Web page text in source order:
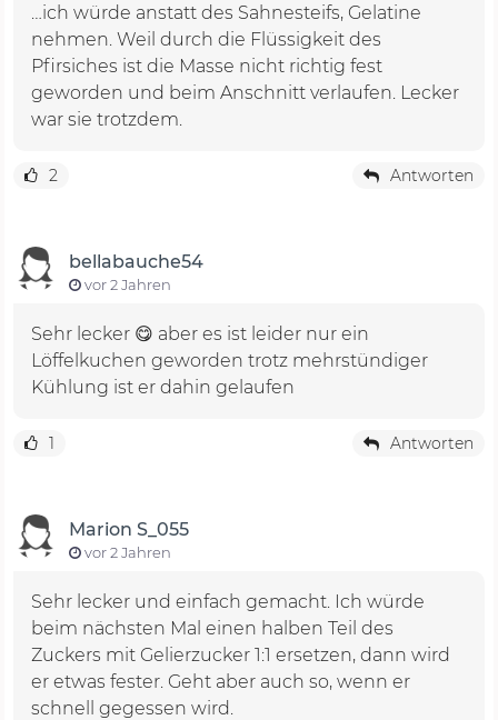
…ich würde anstatt des Sahnesteifs, Gelatine
nehmen. Weil durch die Flüssigkeit des
Pfirsiches ist die Masse nicht richtig fest
geworden und beim Anschnitt verlaufen. Lecker
war sie trotzdem.
2 Antworten
bellabauche54
vor 2 Jahren
Sehr lecker 😋 aber es ist leider nur ein
Löffelkuchen geworden trotz mehrstündiger
Kühlung ist er dahin gelaufen
1 Antworten
Marion S_055
vor 2 Jahren
Sehr lecker und einfach gemacht. Ich würde
beim nächsten Mal einen halben Teil des
Zuckers mit Gelierzucker 1:1 ersetzen, dann wird
er etwas fester. Geht aber auch so, wenn er
schnell gegessen wird.